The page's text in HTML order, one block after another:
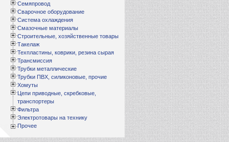
Семяпровод
Сварочное оборудование
Система охлаждения
Смазочные материалы
Строительные, хозяйственные товары
Такелаж
Техпластины, коврики, резина сырая
Трансмиссия
Трубки металлические
Трубки ПВХ, силиконовые, прочие
Хомуты
Цепи приводные, скребковые,
транспортеры
Фильтра
Электротовары на технику
Прочее